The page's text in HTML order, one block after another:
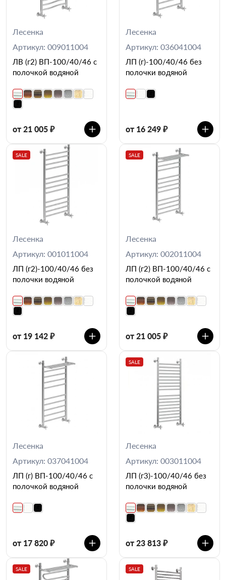
Лесенка
Артикул: 009011004
ЛВ (г2) ВП-100/40/46 с
полочкой водяной
от 21 005 ₽
Лесенка
Артикул: 036041004
ЛП (г)-100/40/46 без
полочки водяной
от 16 249 ₽
SALE
Лесенка
Артикул: 001011004
ЛП (г2)-100/40/46 без
полочки водяной
от 19 142 ₽
SALE
Лесенка
Артикул: 002011004
ЛП (г2) ВП-100/40/46 с
полочкой водяной
от 21 005 ₽
Лесенка
Артикул: 037041004
ЛП (г) ВП-100/40/46 с
полочкой водяной
от 17 820 ₽
SALE
Лесенка
Артикул: 003011004
ЛП (г3)-100/40/46 без
полочки водяной
от 23 813 ₽
SALE SALE